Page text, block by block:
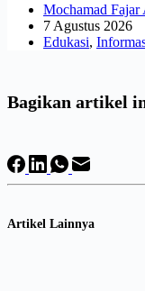
Mochamad Fajar
7 Agustus 2026
Edukasi,
Bagikan artikel
Artikel Lainnya